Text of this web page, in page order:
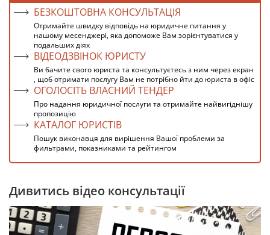
БЕЗКОШТОВНА КОНСУЛЬТАЦІЯ
Отримайте швидку відповідь на юридичне питання у
нашому месенджері, яка допоможе Вам зорієнтуватися у
подальших діях
ВІДЕОДЗВІНОК ЮРИСТУ
Ви бачите свого юриста та консультуєтесь з ним через екран
, щоб отримати послугу Вам не потрібно йти до юриста в офіс
ОГОЛОСІТЬ ВЛАСНИЙ ТЕНДЕР
Про надання юридичної послуги та отримайте найвигіднішу
пропозицію
КАТАЛОГ ЮРИСТІВ
Пошук виконавця для вирішення Вашої проблеми за
фильтрами, показниками та рейтингом
Дивитись відео консультації